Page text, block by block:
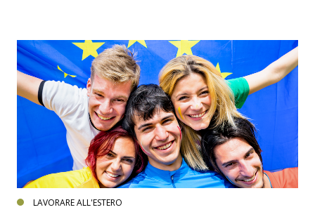
LAVORARE ALL'ESTERO